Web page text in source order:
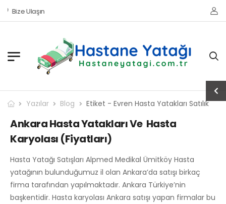
Bize Ulaşın
Yazılar Blog Etiket - Evren Hasta Yatakları Satılık
Ankara Hasta Yatakları Ve Hasta
Karyolası (Fiyatları)
Hasta Yatağı Satışları Alpmed Medikal Ümitköy Hasta
yatağının bulunduğumuz il olan Ankara’da satışı birkaç
firma tarafından yapılmaktadır. Ankara Türkiye’nin
başkentidir. Hasta karyolası Ankara satışı yapan firmalar bu